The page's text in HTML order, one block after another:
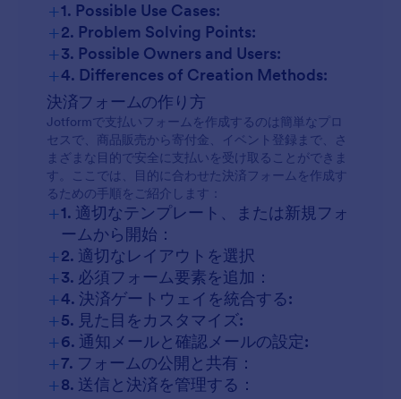
+1. Possible Use Cases:
+2. Problem Solving Points:
+3. Possible Owners and Users:
+4. Differences of Creation Methods:
決済フォームの作り方
Jotformで支払いフォームを作成するのは簡単なプロ
セスで、商品販売から寄付金、イベント登録まで、さ
まざまな目的で安全に支払いを受け取ることができま
す。ここでは、目的に合わせた決済フォームを作成す
るための手順をご紹介します：
+1. 適切なテンプレート、または新規フォ
ームから開始：
+2. 適切なレイアウトを選択
+3. 必須フォーム要素を追加：
+4. 決済ゲートウェイを統合する:
+5. 見た目をカスタマイズ:
+6. 通知メールと確認メールの設定:
+7. フォームの公開と共有：
+8. 送信と決済を管理する：